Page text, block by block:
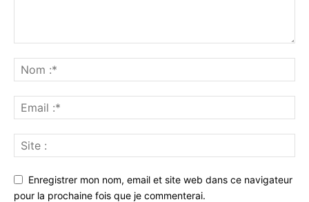
Enregistrer mon nom, email et site web dans ce navigateur
pour la prochaine fois que je commenterai.